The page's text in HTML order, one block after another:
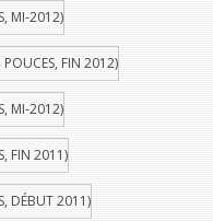
MI-2012)
FIN 2012)
MI-2012)
FIN 2011)
DÉBUT 2011)